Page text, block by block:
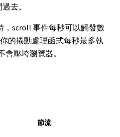
去。
，scroll 事件每秒可以觸發數
的捲動處理函式每秒最多執
壓垮瀏覽器。
節流